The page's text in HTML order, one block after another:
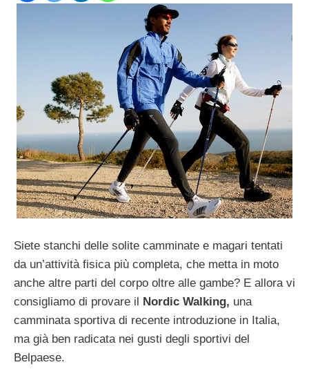
Siete stanchi delle solite camminate e magari tentati
da un’attività fisica più completa, che metta in moto
anche altre parti del corpo oltre alle gambe? E allora vi
consigliamo di provare il Nordic Walking, una
camminata sportiva di recente introduzione in Italia,
ma già ben radicata nei gusti degli sportivi del
Belpaese.